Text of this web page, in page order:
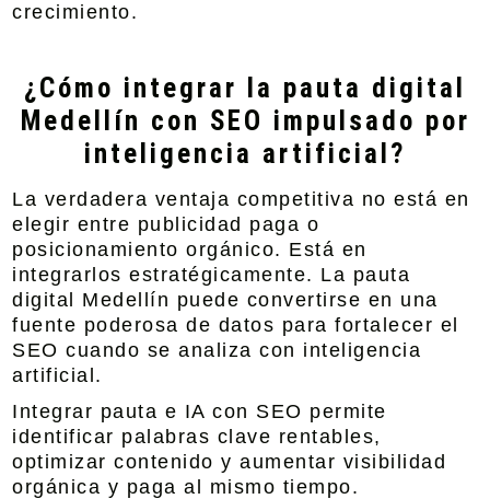
crecimiento.
¿Cómo integrar la pauta digital
Medellín con SEO impulsado por
inteligencia artificial?
La verdadera ventaja competitiva no está en
elegir entre publicidad paga o
posicionamiento orgánico. Está en
integrarlos estratégicamente. La pauta
digital Medellín puede convertirse en una
fuente poderosa de datos para fortalecer el
SEO cuando se analiza con inteligencia
artificial.
Integrar pauta e IA con SEO permite
identificar palabras clave rentables,
optimizar contenido y aumentar visibilidad
orgánica y paga al mismo tiempo.